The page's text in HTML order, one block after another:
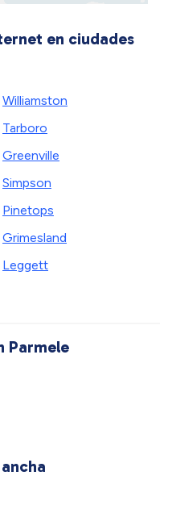
en ciudades
Williamston
Tarboro
Greenville
Simpson
Pinetops
Grimesland
Leggett
Parmele